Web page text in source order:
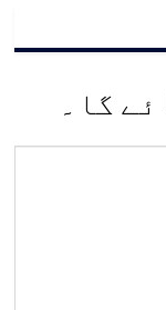
گا۔